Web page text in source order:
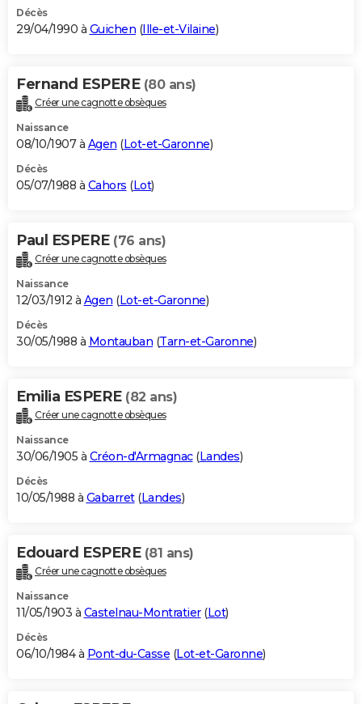
Décès
29/04/1990 à Guichen (Ille-et-Vilaine)
Fernand ESPERE (80 ans)
Créer une cagnotte obsèques
Naissance
08/10/1907 à Agen (Lot-et-Garonne)
Décès
05/07/1988 à Cahors (Lot)
Paul ESPERE (76 ans)
Créer une cagnotte obsèques
Naissance
12/03/1912 à Agen (Lot-et-Garonne)
Décès
30/05/1988 à Montauban (Tarn-et-Garonne)
Emilia ESPERE (82 ans)
Créer une cagnotte obsèques
Naissance
30/06/1905 à Créon-d'Armagnac(Landes)
Décès
10/05/1988 à Gabarret(Landes)
Edouard ESPERE (81 ans)
Créer une cagnotte obsèques
Naissance
11/05/1903 à Castelnau-Montratier(Lot)
Décès
06/10/1984 à Pont-du-Casse (Lot-et-Garonne)